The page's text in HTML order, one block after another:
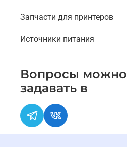
Запчасти для принтеров
Источники питания
Вопросы можно
задавать в